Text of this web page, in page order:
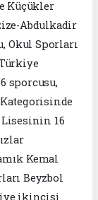
Küçükler
Abdulkadir
Okul Sporları
sporcusu,
16
Kemal
Beyzbol
ikincisi